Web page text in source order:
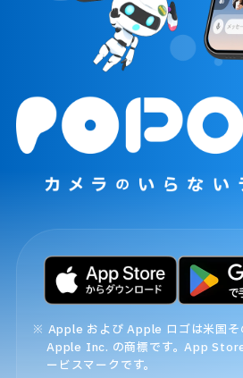
※ Apple および Apple ロゴは米国そ
Apple Inc. の商標です。App
ービスマークです。